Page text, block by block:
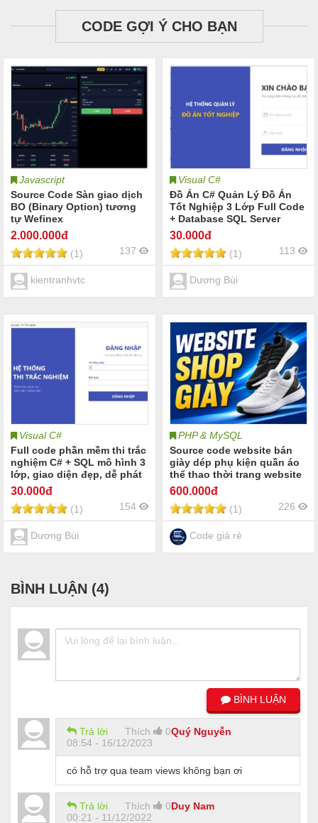
CODE GỢI Ý CHO BẠN
Javascript
Source Code Sàn giao dịch
BO (Binary Option) tương
tự Wefinex
2.000.000đ
(1) 137
kientranhvtc
Visual C#
Đồ Án C# Quản Lý Đồ Án
Tốt Nghiệp 3 Lớp Full Code
+ Database SQL Server
30.000đ
(1) 113
Dương Bùi
Visual C#
Full code phần mềm thi trắc
nghiệm C# + SQL mô hình 3
lớp, giao diện đẹp, dễ phát
triển
30.000đ
(1) 154
Dương Bùi
PHP & MySQL
Source code website bán
giày dép phụ kiện quần áo
thể thao thời trang website
bán giày dép phụ kiện quần
áo thể thao Share code
website quần áo thời trang
giày dép phụ kiện balo túi
xách
600.000đ
(1) 226
Code giá rẻ
BÌNH LUẬN (4)
BÌNH LUẬN
Quý Nguyễn
Trả lời Thích
0
08:54 - 16/12/2023
có hỗ trợ qua team views không bạn ơi
Duy Nam
Trả lời Thích
0
00:21 - 11/12/2022